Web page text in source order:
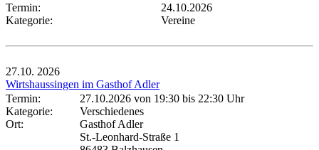
Termin:
24.10.2026
Kategorie:
Vereine
27.10. 2026
Wirtshaussingen im Gasthof Adler
Termin:
27.10.2026 von 19:30 bis 22:30 Uhr
Kategorie:
Verschiedenes
Ort:
Gasthof Adler
St.-Leonhard-Straße 1